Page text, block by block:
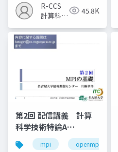
R-CCS
計算科学
室
45.8K
第2回 配信講義 計算
科学技術特論A
（2023）
mpi openmp